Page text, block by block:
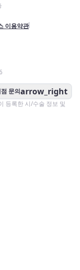
이용약관
문의arrow_right
등록한 시/수술 정보 및